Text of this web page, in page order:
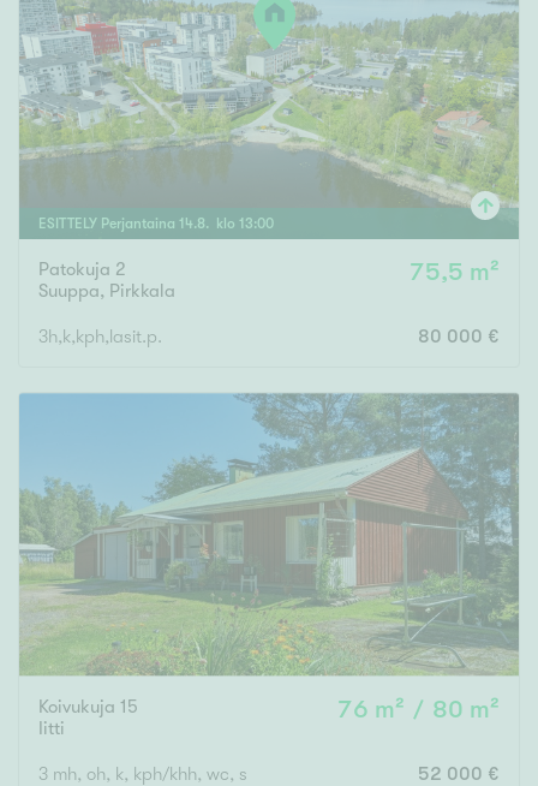
ESITTELY Perjantaina 14.8. klo 13:00
Patokuja 2
Suuppa, Pirkkala
75,5 m²
3h,k,kph,lasit.p. 80 000 €
Koivukuja 15
Iitti
76 m² / 80 m²
3 mh, oh, k, kph/khh, wc, s 52 000 €